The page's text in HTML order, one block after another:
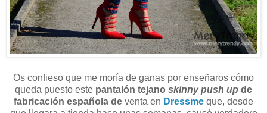
Os confieso que me moría de ganas por enseñaros cómo
queda puesto este pantalón tejano skinny push up de
fabricación española de venta en Dressme que, desde